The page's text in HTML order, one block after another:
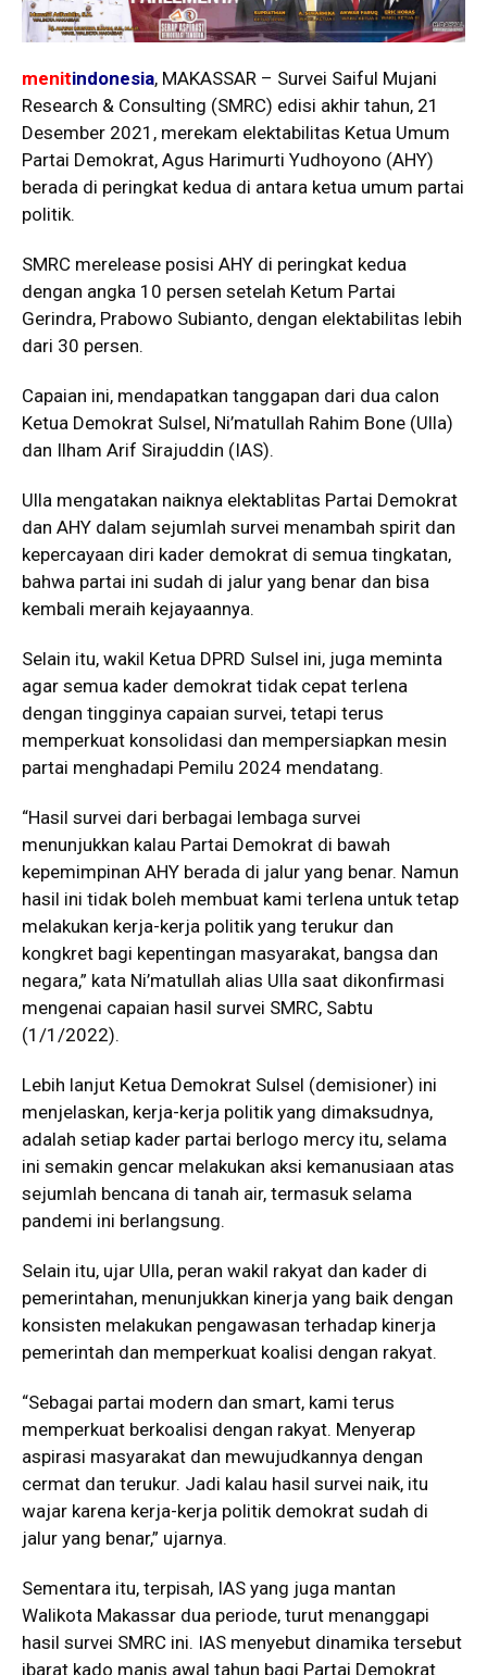
menitindonesia, MAKASSAR – Survei Saiful Mujani
Research & Consulting (SMRC) edisi akhir tahun, 21
Desember 2021, merekam elektabilitas Ketua Umum
Partai Demokrat, Agus Harimurti Yudhoyono (AHY)
berada di peringkat kedua di antara ketua umum partai
politik.
SMRC merelease posisi AHY di peringkat kedua
dengan angka 10 persen setelah Ketum Partai
Gerindra, Prabowo Subianto, dengan elektabilitas lebih
dari 30 persen.
Capaian ini, mendapatkan tanggapan dari dua calon
Ketua Demokrat Sulsel, Ni’matullah Rahim Bone (Ulla)
dan Ilham Arif Sirajuddin (IAS).
Ulla mengatakan naiknya elektablitas Partai Demokrat
dan AHY dalam sejumlah survei menambah spirit dan
kepercayaan diri kader demokrat di semua tingkatan,
bahwa partai ini sudah di jalur yang benar dan bisa
kembali meraih kejayaannya.
Selain itu, wakil Ketua DPRD Sulsel ini, juga meminta
agar semua kader demokrat tidak cepat terlena
dengan tingginya capaian survei, tetapi terus
memperkuat konsolidasi dan mempersiapkan mesin
partai menghadapi Pemilu 2024 mendatang.
“Hasil survei dari berbagai lembaga survei
menunjukkan kalau Partai Demokrat di bawah
kepemimpinan AHY berada di jalur yang benar. Namun
hasil ini tidak boleh membuat kami terlena untuk tetap
melakukan kerja-kerja politik yang terukur dan
kongkret bagi kepentingan masyarakat, bangsa dan
negara,” kata Ni’matullah alias Ulla saat dikonfirmasi
mengenai capaian hasil survei SMRC, Sabtu
(1/1/2022).
Lebih lanjut Ketua Demokrat Sulsel (demisioner) ini
menjelaskan, kerja-kerja politik yang dimaksudnya,
adalah setiap kader partai berlogo mercy itu, selama
ini semakin gencar melakukan aksi kemanusiaan atas
sejumlah bencana di tanah air, termasuk selama
pandemi ini berlangsung.
Selain itu, ujar Ulla, peran wakil rakyat dan kader di
pemerintahan, menunjukkan kinerja yang baik dengan
konsisten melakukan pengawasan terhadap kinerja
pemerintah dan memperkuat koalisi dengan rakyat.
“Sebagai partai modern dan smart, kami terus
memperkuat berkoalisi dengan rakyat. Menyerap
aspirasi masyarakat dan mewujudkannya dengan
cermat dan terukur. Jadi kalau hasil survei naik, itu
wajar karena kerja-kerja politik demokrat sudah di
jalur yang benar,” ujarnya.
Sementara itu, terpisah, IAS yang juga mantan
Walikota Makassar dua periode, turut menanggapi
hasil survei SMRC ini. IAS menyebut dinamika tersebut
ibarat kado manis awal tahun bagi Partai Demokrat